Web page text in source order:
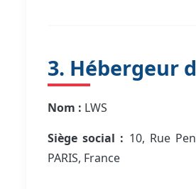
3. Hébergeur
Nom : LWS
Siège social : 10, Rue
PARIS, France